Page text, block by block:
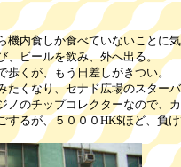
内食しか食べていないことに
ルを飲み、外へ出る。
もう日差しがきつい。 粥
セナド広場のスターバック
コレクターなので、カジノ
５０００HK$ほど、負け